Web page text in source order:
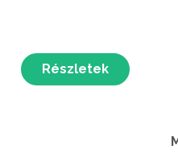
Részletek